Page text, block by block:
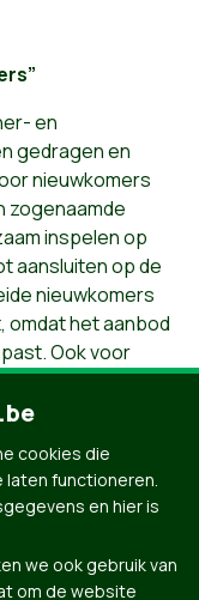
en
gedragen en
nieuwkomers
zogenaamde
inspelen op
aansluiten op de
nieuwkomers
omdat het aanbod
Ook voor
begeleiding
de VDAB blijft
te
te ondersteunen
cookies die
functioneren.
en hier is
we ook gebruik van
om de website